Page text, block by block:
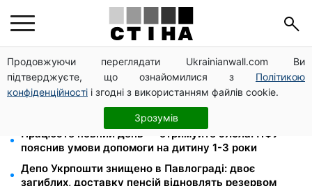
Продовжуючи переглядати Ukrainianwall.com Ви
підтверджуєте, що ознайомилися з Політикою
конфіденційності і згодні з використанням файлів cookie.
Зрозумів
Пенсія для III групи інвалідності з 1 вересня: від
2595 до 10 625 грн — хто скільки отримає
200+ тисяч у СЗЧ, мільйони в розшуку: Федоров
розкрив план реформи мобілізації та ТЦК
Працюєте повний день — отримуйте єЯсла: ПФУ
пояснив умови допомоги на дитину 1-3 роки
Депо Укрпошти знищено в Павлограді: двоє
загиблих, доставку пенсій відновлять резервом